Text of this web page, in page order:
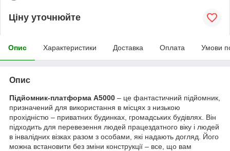
Ціну уточнюйте
Опис Характеристики Доставка Оплата Умови
Опис
Підйомник-платформа A5000 – це фантастичний підйомник,
призначений для використання в місцях з низькою
прохідністю – приватних будинках, громадських будівлях. Він
підходить для перевезення людей працездатного віку і людей
в інвалідних візках разом з особами, які надають догляд. Його
можна встановити без зміни конструкції – все, що вам